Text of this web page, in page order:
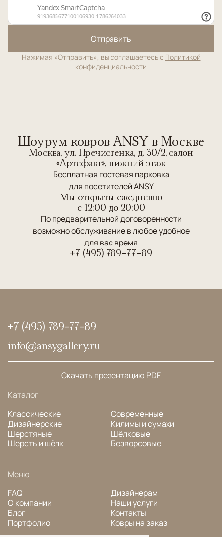
Отправить
Нажимая «Отправить», вы соглашаетесь с Политикой
конфиденциальности
Шоурум ковров ANSY в Москве
Москва, ул. Пречистенка, д. 30/2, салон
«Артефакт», нижний этаж
Бесплатная гостевая парковка
для посетителей ANSY
Мы открыты ежедневно
c 12:00 до 20:00
По предварительной договоренности
возможно обслуживание в любое удобное
для вас время
+7 (495) 789-77-89
+7 (495) 789-77-89
info@ansygallery.ru
Скачать презентацию PDF
Каталог
Классические
Дизайнерские
Шерстяные
Шерсть и шёлк
Современные
Килимы и сумахи
Шёлковые
Безворсовые
Меню
FAQ
О компании
Блог
Портфолио
Дизайнерам
Наши услуги
Контакты
Ковры на заказ